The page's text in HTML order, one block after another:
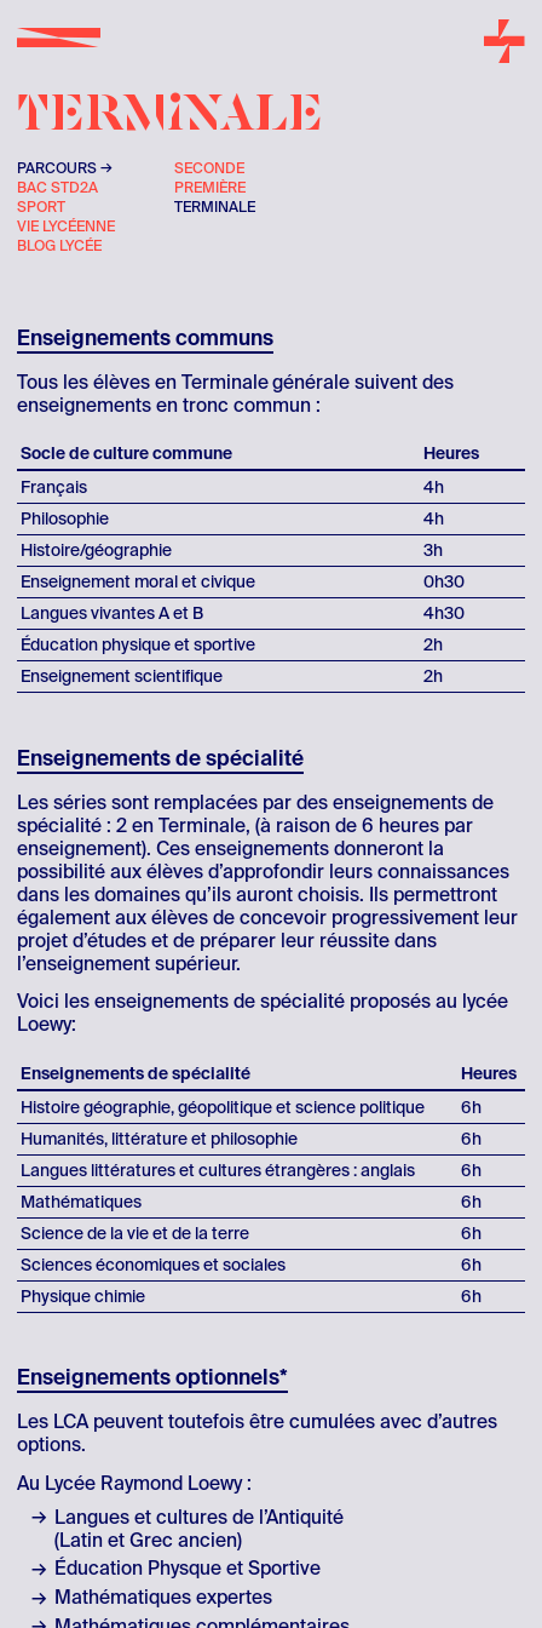
TERMINALE
PARCOURS
BAC STD2A
SPORT
VIE LYCÉENNE
BLOG LYCÉE
SECONDE
PREMIÈRE
TERMINALE
Enseignements communs
Tous les élèves en Terminalegénérale suivent des
enseignements en tronc commun :
Socle de culture commune
Heures
Français
4h
Philosophie
4h
Histoire/géographie
3h
Enseignement moral et civique
0h30
Langues vivantes A et B
4h30
Éducation physique et sportive
2h
Enseignement scientifique
2h
Enseignements de spécialité
Les séries sont remplacées par des enseignements de
spécialité : 2 en Terminale, (à raison de 6 heures par
enseignement). Ces enseignements donneront la
possibilité aux élèves d’approfondir leurs connaissances
dans les domaines qu’ils auront choisis. Ils permettront
également aux élèves de concevoir progressivement leur
projet d’études et de préparer leur réussite dans
l’enseignement supérieur.
Voici les enseignements de spécialité proposés au lycée
Loewy:
Enseignements de spécialité
Heures
Histoire géographie, géopolitique et science politique
6h
Humanités, littérature et philosophie
6h
Langues littératures et cultures étrangères : anglais
6h
Mathématiques
6h
Science de la vie et de la terre
6h
Sciences économiques et sociales
6h
Physique chimie
6h
Enseignements optionnels*
Les LCA peuvent toutefois être cumulées avec d’autres
options.
Au Lycée Raymond Loewy :
Langues et cultures de l’Antiquité
(Latin et Grec ancien)
Éducation Physque et Sportive
Mathématiques expertes